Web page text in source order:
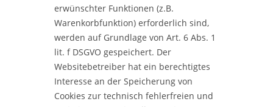
erwünschter Funktionen (z.B.
Warenkorbfunktion) erforderlich sind,
werden auf Grundlage von Art. 6 Abs. 1
lit. f DSGVO gespeichert. Der
Websitebetreiber hat ein berechtigtes
Interesse an der Speicherung von
Cookies zur technisch fehlerfreien und